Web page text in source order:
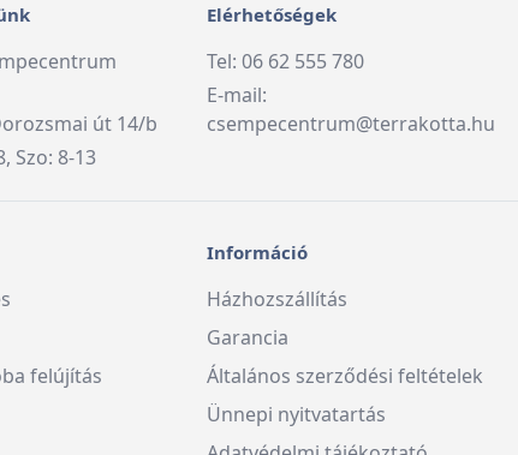
út 14/b
Szo: 8-13
Elérhetőségek
Tel: 06 62 555 780
E-mail:
csempecentrum@terrakotta.hu
felújítás
Információ
Házhozszállítás
Garancia
Általános szerződési feltételek
Ünnepi nyitvatartás